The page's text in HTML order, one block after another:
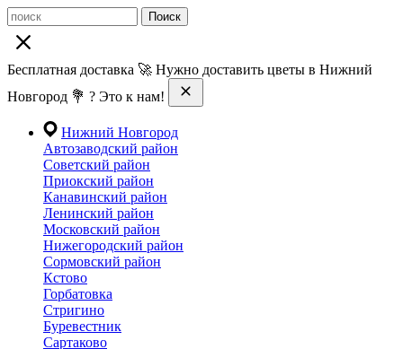
Поиск
Бесплатная доставка 🚀 Нужно доставить цветы в Нижний
Новгород 💐 ? Это к нам!
Нижний Новгород
Автозаводский район
Советский район
Приокский район
Канавинский район
Ленинский район
Московский район
Нижегородский район
Сормовский район
Кстово
Горбатовка
Стригино
Буревестник
Сартаково